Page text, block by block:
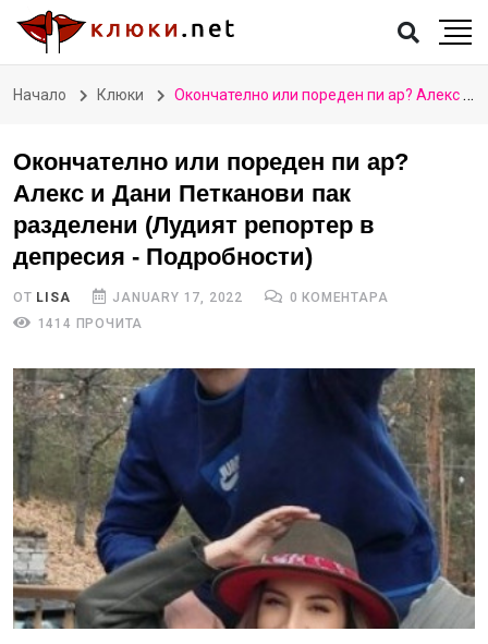
Начало Клюки Окончателно или пореден пи ар? Алекс и Дани Петканови пак разделени (Лудият репортер в депресия - Подробности)
Окончателно или пореден пи ар?
Алекс и Дани Петканови пак
разделени (Лудият репортер в
депресия - Подробности)
ОТ LISA JANUARY 17, 2022
0 КОМЕНТАРА
1414 ПРОЧИТА